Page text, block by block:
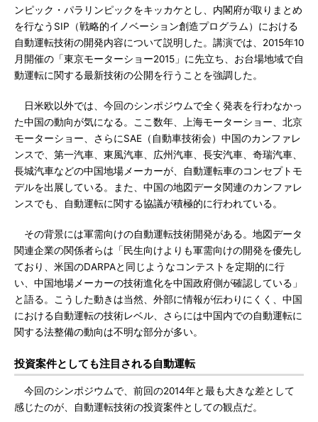
ンピック・パラリンピックをキッカケとし、内閣府が取りまとめ
を行なうSIP（戦略的イノベーション創造プログラム）における
自動運転技術の開発内容について説明した。講演では、2015年10
月開催の「東京モーターショー2015」に先立ち、お台場地域で自
動運転に関する最新技術の公開を行うことを強調した。
日米欧以外では、今回のシンポジウムで全く発表を行わなかっ
た中国の動向が気になる。ここ数年、上海モーターショー、北京
モーターショー、さらにSAE（自動車技術会）中国のカンファレ
ンスで、第一汽車、東風汽車、広州汽車、長安汽車、奇瑞汽車、
長城汽車などの中国地場メーカーが、自動運転車のコンセプトモ
デルを出展している。また、中国の地図データ関連のカンファレ
ンスでも、自動運転に関する協議が積極的に行われている。
その背景には軍需向けの自動運転技術開発がある。地図データ
関連企業の関係者らは「民生向けよりも軍需向けの開発を優先し
ており、米国のDARPAと同じようなコンテストを定期的に行
い、中国地場メーカーの技術進化を中国政府側が確認している」
と語る。こうした動きは当然、外部に情報が伝わりにくく、中国
における自動運転の技術レベル、さらには中国内での自動運転に
関する法整備の動向は不明な部分が多い。
投資案件としても注目される自動運転
今回のシンポジウムで、前回の2014年と最も大きな差として
感じたのが、自動運転技術の投資案件としての観点だ。